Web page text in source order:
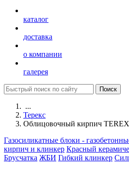
каталог
доставка
о компании
галерея
...
Терекс
Облицовочный кирпич
Газосиликатные блоки -
кирпич и клинкер Красный
Брусчатка ЖБИ Гибкий клинкер